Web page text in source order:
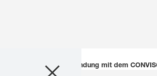
Unternehmen
ersten Herbizidanwendung mit dem